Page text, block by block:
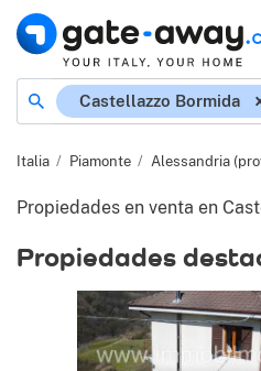
Ubicación
Castellazzo Bormida
Italia Piamonte Alessandria
Propiedades en venta en
Propiedades